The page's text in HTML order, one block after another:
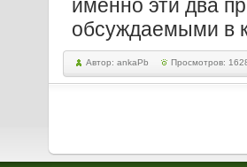
именно эти два
обсуждаемыми в
Автор: ankaPb Просмотров: